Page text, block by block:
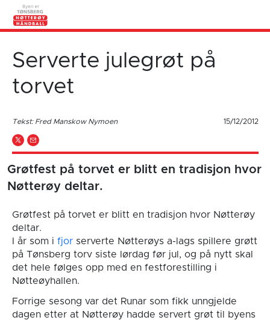
Serverte julegrøt på
torvet
Tekst: Fred Manskow Nymoen 15/12/2012
Grøtfest på torvet er blitt en tradisjon hvor
Nøtterøy deltar.
Grøtfest på torvet er blitt en tradisjon hvor Nøtterøy
deltar.
I år som i fjor serverte Nøtterøys a-lags spillere grøtt
på Tønsberg torv siste lørdag før jul, og på nytt skal
det hele følges opp med en festforestilling i
Nøtteøyhallen.
Forrige sesong var det Runar som fikk unngjelde
dagen etter at Nøtterøy hadde servert grøt til byens